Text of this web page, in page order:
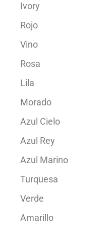
Ivory
Rojo
Vino
Rosa
Lila
Morado
Azul Cielo
Azul Rey
Azul Marino
Turquesa
Verde
Amarillo